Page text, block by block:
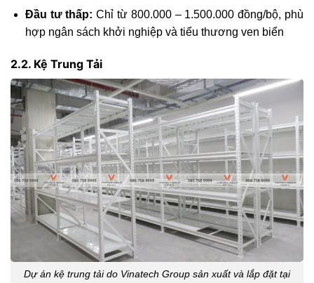
Đầu tư thấp: Chỉ từ 800.000 – 1.500.000 đồng/bộ, phù
hợp ngân sách khởi nghiệp và tiểu thương ven biển
2.2. Kệ Trung Tải
Dự án kệ trung tải do Vinatech Group sản xuất và lắp đặt tại